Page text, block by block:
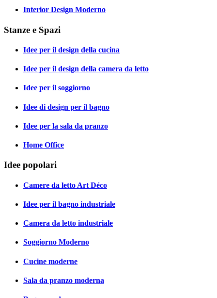
Interior Design Moderno
Stanze e Spazi
Idee per il design della cucina
Idee per il design della camera da letto
Idee per il soggiorno
Idee di design per il bagno
Idee per la sala da pranzo
Home Office
Idee popolari
Camere da letto Art Déco
Idee per il bagno industriale
Camera da letto industriale
Soggiorno Moderno
Cucine moderne
Sala da pranzo moderna